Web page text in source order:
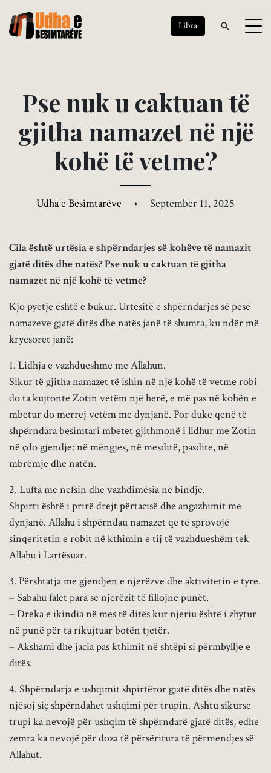
Libra
Pse nuku caktuan të
gjithanamazetnë një
kohëtëvetme?
Udha e Besimtarëve • September 11, 2025
Cila është urtësia e shpërndarjes së kohëve të namazit
gjatë ditës dhe natës? Pse nuk u caktuan të gjitha
namazet në një kohë të vetme?
Kjo pyetje është e bukur. Urtësitë e shpërndarjes së pesë
namazeve gjatë ditës dhe natës janë të shumta, ku ndër më
kryesoret janë:
1. Lidhja e vazhdueshme me Allahun.
Sikur të gjitha namazet të ishin në një kohë të vetme robi
do ta kujtonte Zotin vetëm një herë, e më pas në kohën e
mbetur do merrej vetëm me dynjanë. Por duke qenë të
shpërndara besimtari mbetet gjithmonë i lidhur me Zotin
në çdo gjendje: në mëngjes, në mesditë, pasdite, në
mbrëmje dhe natën.
2. Lufta me nefsin dhe vazhdimësia në bindje.
Shpirti është i prirë drejt përtacisë dhe angazhimit me
dynjanë. Allahu i shpërndau namazet që të sprovojë
sinqeritetin e robit në kthimin e tij të vazhdueshëm tek
Allahu i Lartësuar.
3. Përshtatja me gjendjen e njerëzve dhe aktivitetin e tyre.
– Sabahu falet para se njerëzit të fillojnë punët.
– Dreka e ikindia në mes të ditës kur njeriu është i zhytur
në punë për ta rikujtuar botën tjetër.
– Akshami dhe jacia pas kthimit në shtëpi si përmbyllje e
ditës.
4. Shpërndarja e ushqimit shpirtëror gjatë ditës dhe natës
njësoj siç shpërndahet ushqimi për trupin. Ashtu sikurse
trupi ka nevojë për ushqim të shpërndarë gjatë ditës, edhe
zemra ka nevojë për doza të përsëritura të përmendjes së
Allahut.